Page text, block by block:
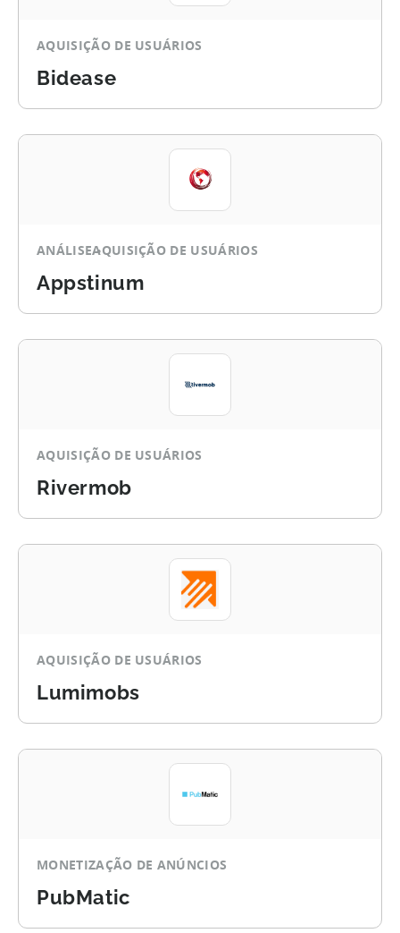
AQUISIÇÃO DE USUÁRIOS
Bidease
ANÁLISEAQUISIÇÃO DE USUÁRIOS
Appstinum
AQUISIÇÃO DE USUÁRIOS
Rivermob
AQUISIÇÃO DE USUÁRIOS
Lumimobs
MONETIZAÇÃO DE ANÚNCIOS
PubMatic